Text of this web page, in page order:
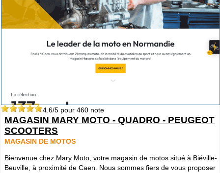
4.6/5 pour 460 note
MAGASIN MARY MOTO - QUADRO - PEUGEOT
SCOOTERS
MAGASIN DE MOTOS
Bienvenue chez Mary Moto, votre magasin de motos situé à Biéville-
Beuville, à proximité de Caen. Nous sommes fiers de vous proposer